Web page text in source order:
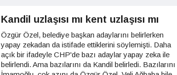
Kandil uzlaşısı mı kent uzlaşısı mı
Özgür Özel, belediye başkan adaylarını belirlerken
yapay zekadan da istifade ettiklerini söylemişti. Daha
açık bir ifadeyle CHP'de bazı adaylar yapay zeka ile
belirlendi. Ama bazılarını da Kandil belirledi. Bazılarını